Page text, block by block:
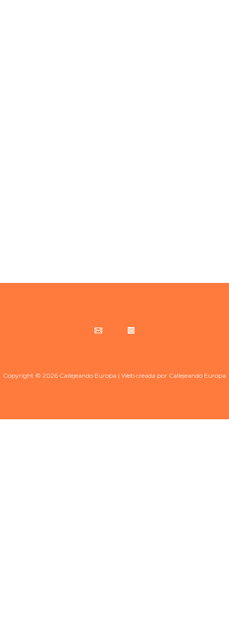
Copyright © 2026 Callejeando Europa | Web creada por Callejeando Europa